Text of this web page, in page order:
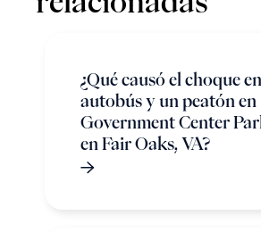
¿Qué causó el choque
autobús y un peatón en
Government Center
en Fair Oaks, VA?